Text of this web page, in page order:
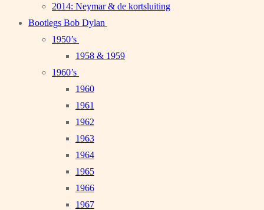
2014: Neymar & de kortsluiting
Bootlegs Bob Dylan
1950’s
1958 & 1959
1960’s
1960
1961
1962
1963
1964
1965
1966
1967